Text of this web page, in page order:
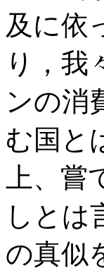
及に依
り，我
ンの消
む国と
上、
しとは
の真似